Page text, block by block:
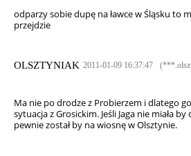
odparzy sobie dupę na ławce w Śląsku to
przejdzie
OLSZTYNIAK 2011-01-09 16:37:47
Ma nie po drodze z Probierzem i dlatego
sytuacja z Grosickim. Jeśli Jaga nie miała
pewnie został by na wiosnę w Olsztynie.